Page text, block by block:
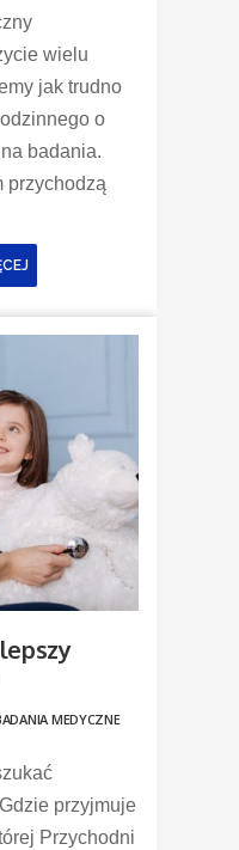
wielu
jak trudno
o
badania.
przychodzą
MEDYCZNE
przyjmuje
Przychodni